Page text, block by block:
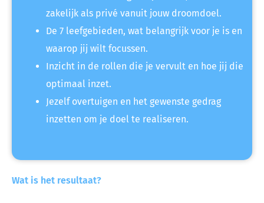
zakelijk als privé vanuit jouw droomdoel.
De 7 leefgebieden, wat belangrijk voor je is en
waarop jij wilt focussen.
Inzicht in de rollen die je vervult en hoe jij die
optimaal inzet.
Jezelf overtuigen en het gewenste gedrag
inzetten om je doel te realiseren.
Wat is het resultaat?